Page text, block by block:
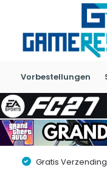
Vorbestellungen
Gratis